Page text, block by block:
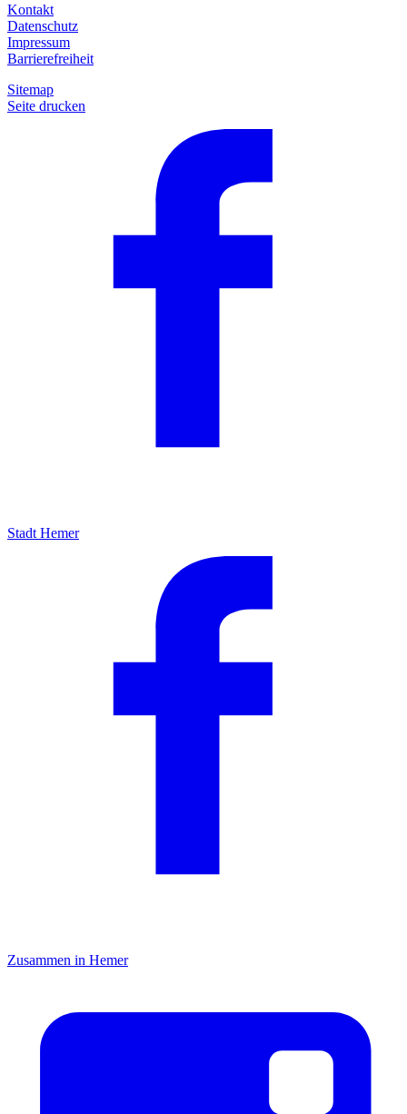
Kontakt
Datenschutz
Impressum
Barrierefreiheit
Sitemap
Seite drucken
Stadt Hemer
Zusammen in Hemer